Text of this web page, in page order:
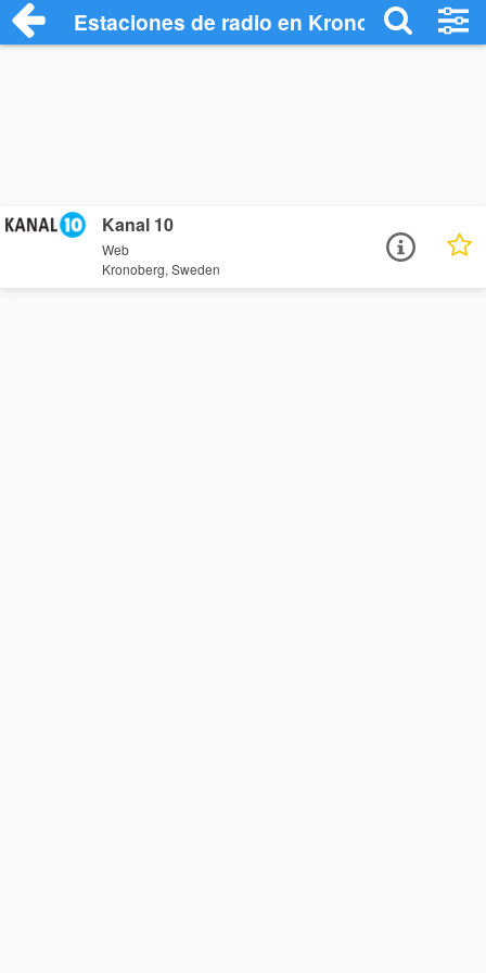
Estaciones de radio en Kronoberg -
Kanal 10
Web
Kronoberg, Sweden